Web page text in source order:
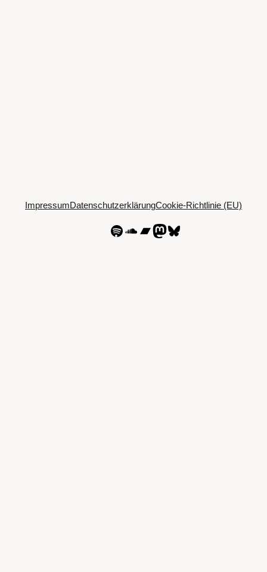
ImpressumDatenschutzerklärungCookie-Richtlinie (EU)
SpotifySoundCloud
Bandcamp
Mastodon